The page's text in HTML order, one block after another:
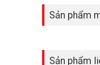
Sản phẩm
Sản phẩm